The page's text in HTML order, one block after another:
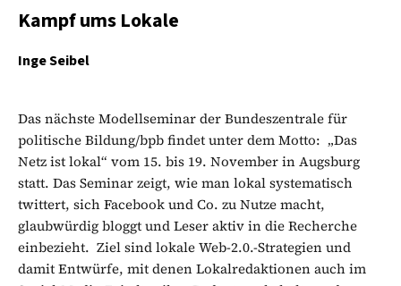
Kampf ums Lokale
Inge Seibel
Das nächste Modellseminar der Bundeszentrale für
politische Bildung/bpb findet unter dem Motto: „Das
Netz ist lokal“ vom 15. bis 19. November in Augsburg
statt. Das Seminar zeigt, wie man lokal systematisch
twittert, sich Facebook und Co. zu Nutze macht,
glaubwürdig bloggt und Leser aktiv in die Recherche
einbezieht. Ziel sind lokale Web-2.0.-Strategien und
damit Entwürfe, mit denen Lokalredaktionen auch im